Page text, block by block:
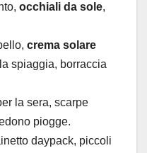
occhiali da sole,
crema solare
spiaggia, borraccia
la sera, scarpe
piogge.
daypack, piccoli